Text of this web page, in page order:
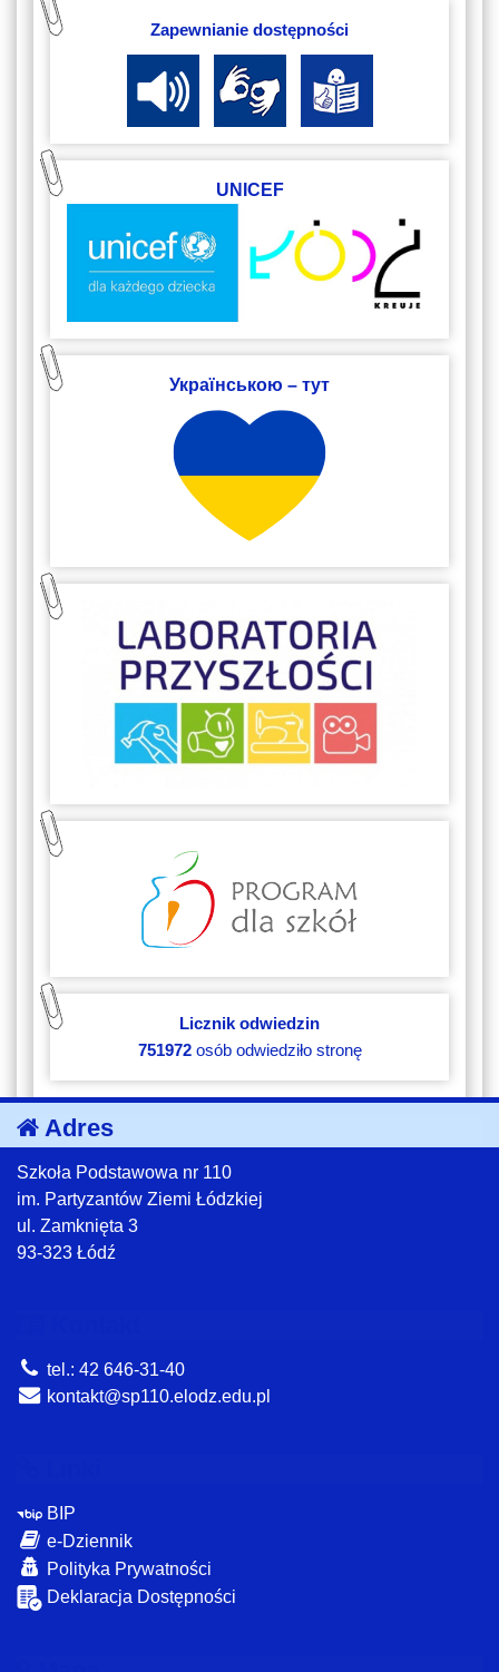
Zapewnianie dostępności
UNICEF
Українською – тут
Licznik odwiedzin
751972osób odwiedziło stronę
Adres
Szkoła Podstawowa nr 110
im. Partyzantów Ziemi Łódzkiej
ul. Zamknięta 3
93-323 Łódź
tel.: 42 646-31-40
kontakt@sp110.elodz.edu.pl
BIP
e-Dziennik
Polityka Prywatności
Deklaracja Dostępności